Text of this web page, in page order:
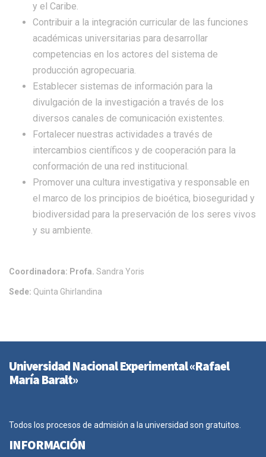
y el Caribe.
Contribuir a la integración curricular de las funciones
académicas universitarias para desarrollar
competencias en los actores del sistema de
producción agropecuaria.
Establecer sistemas de información para la
divulgación de la investigación a través de los
diversos canales de comunicación existentes.
Fortalecer nuestras actividades a través de
intercambios científicos y de cooperación para la
conformación de una red institucional.
Promover una cultura investigativa y responsable en
el marco de los principios de bioética, bioseguridad y
biodiversidad para la preservación de los seres vivos
y su ambiente.
Coordinadora: Profa. Sandra Yoris
Sede: Quinta Ghirlandina
Universidad Nacional Experimental «Rafael
María Baralt»
Todos los procesos de admisión a la universidad son gratuitos.
INFORMACIÓN